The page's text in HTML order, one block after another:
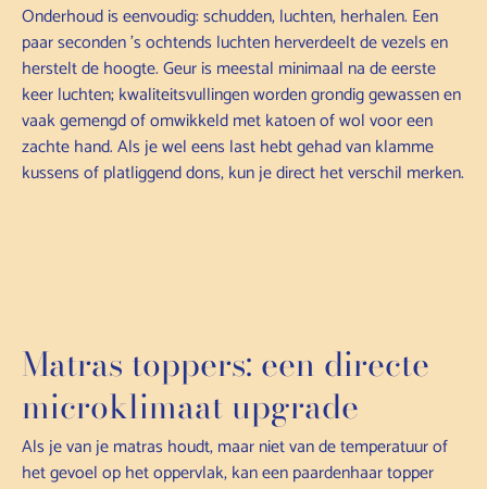
Onderhoud is eenvoudig: schudden, luchten, herhalen. Een
paar seconden 's ochtends luchten herverdeelt de vezels en
herstelt de hoogte. Geur is meestal minimaal na de eerste
keer luchten; kwaliteitsvullingen worden grondig gewassen en
vaak gemengd of omwikkeld met katoen of wol voor een
zachte hand. Als je wel eens last hebt gehad van klamme
kussens of platliggend dons, kun je direct het verschil merken.
Matras toppers: een directe
microklimaat upgrade
Als je van je matras houdt, maar niet van de temperatuur of
het gevoel op het oppervlak, kan een paardenhaar topper